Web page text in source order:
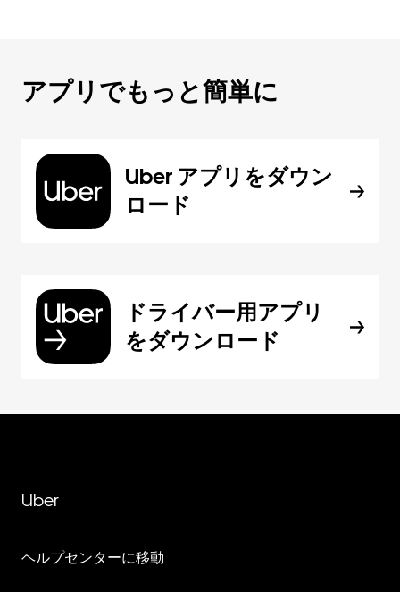
アプリでもっと簡単に
Uber アプリをダウン
ロード
ドライバー用アプリ
をダウンロード
Uber
ヘルプセンターに移動